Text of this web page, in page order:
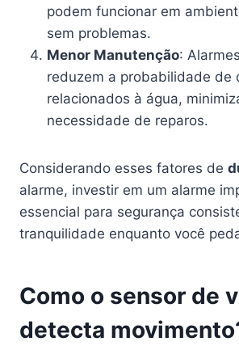
podem funcionar em
sem problemas.
Menor Manutenção:
reduzem a probabilidade de
relacionados à água,
necessidade de reparos.
Considerando esses fatores de
alarme, investir em um alarme
essencial para segurança
tranquilidade enquanto você
Como o sensor de
detecta